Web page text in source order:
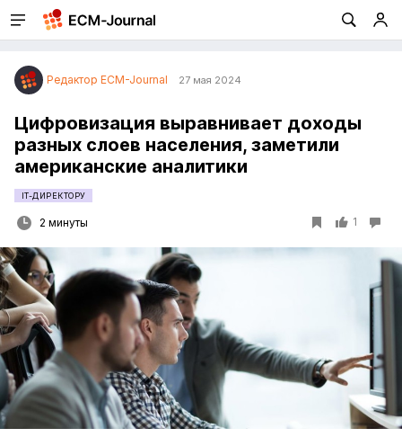
Редактор ECM-Journal 27 мая 2024
Цифровизация выравнивает доходы
разных слоев населения, заметили
американские аналитики
IT-ДИРЕКТОРУ
2 минуты 1